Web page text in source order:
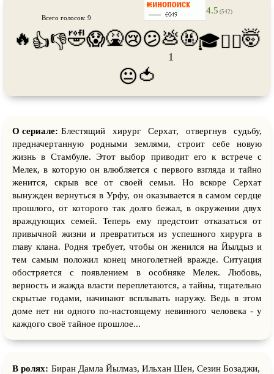
Про танцы
Про хакеров Про хоккей ифигурное
Про Юристов и
Псевдодокументальный Режиссёрская версия
Ситком Слэшер
Стимпанк Сцены собнажённой натурой
Турецкий сериал Чёрная комедия
Экранизация В ожидании
Всего голосов: 9
4.5 (542)
🔥 👍👎🤣😱🤮😢😕💩
1
🤬🎓😵‍💫🤯
😐🍅
О сериале: Блестящий хирург Серхат, отвергнув судьбу,
предначертанную родными землями, строит себе новую
жизнь в Стамбуле. Этот выбор приводит его к встрече с
Мелек, в которую он влюбляется с первого взгляда и тайно
женится, скрыв все от своей семьи. Но вскоре Серхат
вынужден вернуться в Урфу, он оказывается в самом сердце
прошлого, от которого так долго бежал, в окружении двух
враждующих семей. Теперь ему предстоит отказаться от
привычной жизни и превратиться из успешного хирурга в
главу клана. Родня требует, чтобы он женился на Йылдыз и
тем самым положил конец многолетней вражде. Ситуация
обостряется с появлением в особняке Мелек. Любовь,
верность и жажда власти переплетаются, а тайны, тщательно
скрытые годами, начинают всплывать наружу. Ведь в этом
доме нет ни одного по-настоящему невинного человека - у
каждого своё тайное прошлое...
В ролях: Биран Дамла Йылмаз, Ильхан Шен, Сезин Бозаджи,